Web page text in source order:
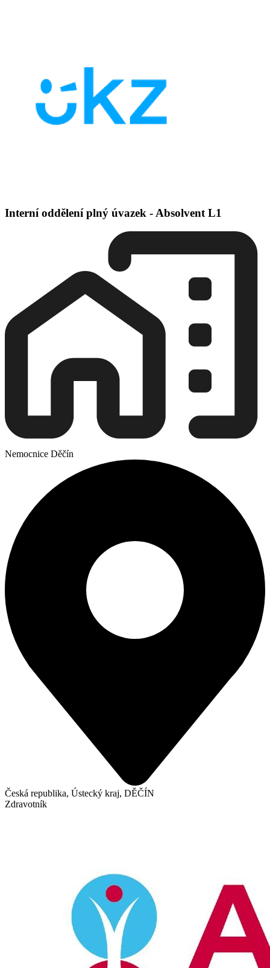
Interní oddělení plný úvazek - Absolvent L1
Nemocnice Děčín
Česká republika, Ústecký kraj, DĚČÍN
Zdravotník